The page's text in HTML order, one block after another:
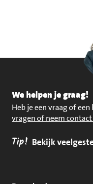
We helpen je graag!
Heb je een vraag of een
vragen of neem
Tip! Bekijk